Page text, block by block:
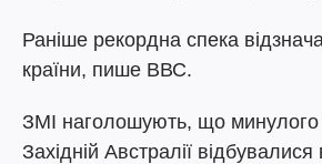
Раніше рекордна спека
країни, пише ВВС.
ЗМІ наголошують, що минулого
Західній Австралії відбувалися